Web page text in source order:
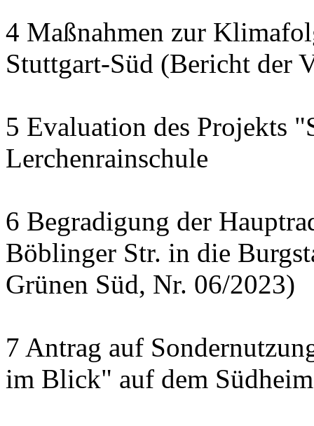
4 Maßnahmen zur
Stuttgart-Süd (Bericht der
5 Evaluation des Projekts
Lerchenrainschule
6 Begradigung der
Böblinger Str. in die
Grünen Süd, Nr. 06/2023)
7 Antrag auf
im Blick" auf dem